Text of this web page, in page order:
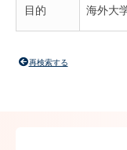
目的 海外大
再検索する